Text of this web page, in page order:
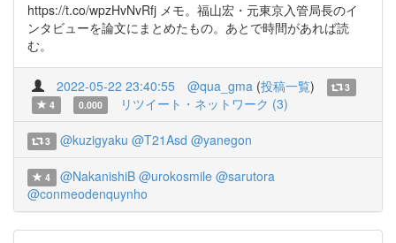
https://t.co/wpzHvNvRfj メモ。福山宏・元東京入管局長のイ
ンタビューを論文にまとめたもの。あとで時間があれば読
む。
2022-05-22 23:40:55 @qua_gma (投稿一覧)
3
4
0.000 リツイート・ネットワーク (3)
3 @kuzigyaku @T21Asd @yanegon
4 @NakanishiB @urokosmile @sarutora
@conmeodenquynho